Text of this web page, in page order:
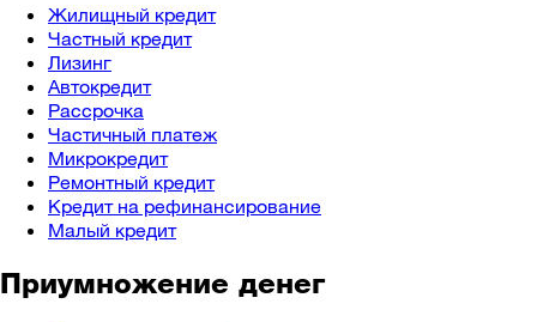
Жилищный кредит
Частный кредит
Лизинг
Автокредит
Рассрочка
Частичный платеж
Микрокредит
Ремонтный кредит
Кредит на рефинансирование
Малый кредит
Приумножение денег